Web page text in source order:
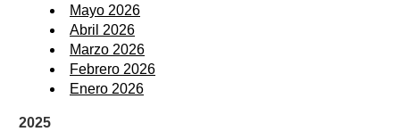
Mayo 2026
Abril 2026
Marzo 2026
Febrero 2026
Enero 2026
2025